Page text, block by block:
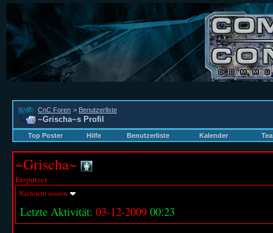
CnC Foren > Benutzerliste
~Grischa~s Profil
Top Poster Hilfe Benutzerliste Kalender
~Grischa~
Erzputzer
Nachricht senden
Letzte Aktivität: 03-12-2009 00:23